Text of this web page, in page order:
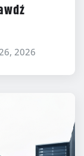
2026